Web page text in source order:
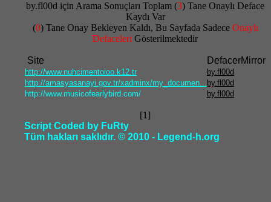
by.fl00d için Arama Sonuçları Toplam (3) Tane Onaylı Deface
Kaydı Var
(0) Tane Onay Bekleyen Kaldı, Bu Sayfada Sadece Onaylı
Defaceleri Gösterilmektedir
Site DefacerMirror
http://www.nuhcimentoioo.k12.tr
by.fl00d
http://amasyasanayi.gov.tr/xadminx/my_documen... by.fl00d
http://www.musicofearlybird.com/
by.fl00d
[1]
Script Coded by FuRty
Tüm hakları saklıdır. © 2010 - Legend-h.org